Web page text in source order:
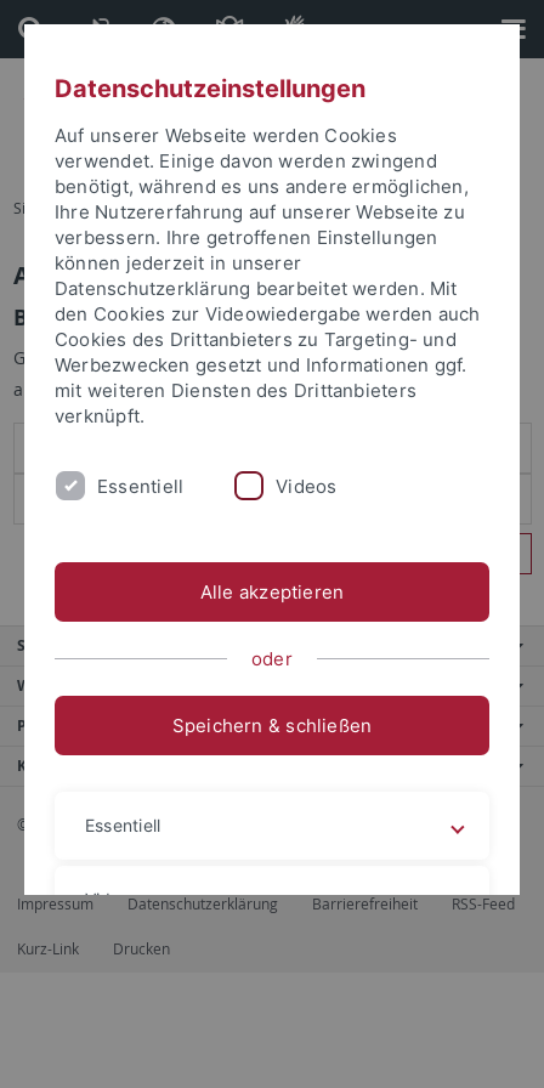
Direkt
zum
Inhalt
Direkt
zur
Fußleiste
Sie sind hier: Startseite
Anmelden
Benutzeranmeldung
Geben Sie Ihren Benutzernamen und Ihr Passwort an um sich
anzumelden:
Service
Weitere Angebote
Portale
Kontaktinfo
© 2026 Eberhard Karls Universität Tübingen, Tübingen
Impressum Datenschutzerklärung Barrierefreiheit RSS-Feed
Kurz-Link Drucken
Datenschutzeinstellungen
Auf unserer Webseite werden Cookies
verwendet. Einige davon werden zwingend
benötigt, während es uns andere ermöglichen,
Ihre Nutzererfahrung auf unserer Webseite zu
verbessern. Ihre getroffenen Einstellungen
können jederzeit in unserer
Datenschutzerklärung bearbeitet werden. Mit
den Cookies zur Videowiedergabe werden auch
Cookies des Drittanbieters zu Targeting- und
Werbezwecken gesetzt und Informationen ggf.
mit weiteren Diensten des Drittanbieters
verknüpft.
Essentiell Videos
Alle akzeptieren
oder
Speichern & schließen
Essentiell
Videos